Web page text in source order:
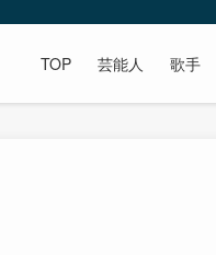
TOP 芸能人 歌手